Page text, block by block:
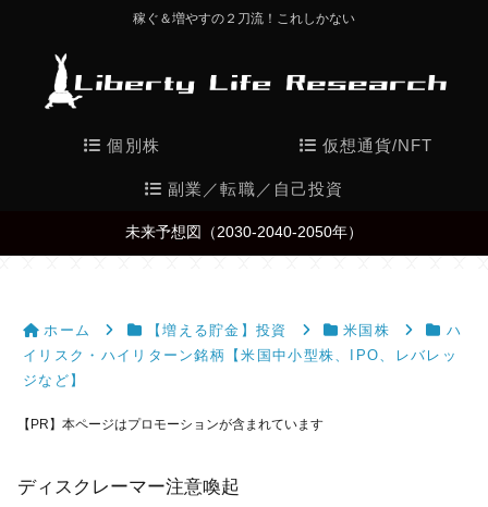
稼ぐ＆増やすの２刀流！これしかない
個別株 仮想通貨/NFT
副業／転職／自己投資
未来予想図（2030-2040-2050年）
ホーム 【増える貯金】投資 米国株
ハ
イリスク・ハイリターン銘柄【米国中小型株、IPO、レバレッ
ジなど】
【PR】本ページはプロモーションが含まれています
ディスクレーマー注意喚起